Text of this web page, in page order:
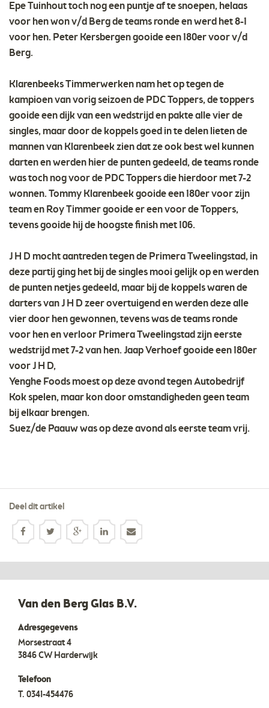
Epe Tuinhout toch nog een puntje af te snoepen, helaas
voor hen won v/d Berg de teams ronde en werd het 8-1
voor hen. Peter Kersbergen gooide een 180er voor v/d
Berg.
Klarenbeeks Timmerwerken nam het op tegen de
kampioen van vorig seizoen de PDC Toppers, de toppers
gooide een dijk van een wedstrijd en pakte alle vier de
singles, maar door de koppels goed in te delen lieten de
mannen van Klarenbeek zien dat ze ook best wel kunnen
darten en werden hier de punten gedeeld, de teams ronde
was toch nog voor de PDC Toppers die hierdoor met 7-2
wonnen. Tommy Klarenbeek gooide een 180er voor zijn
team en Roy Timmer gooide er een voor de Toppers,
tevens gooide hij de hoogste finish met 106.
J H D mocht aantreden tegen de Primera Tweelingstad, in
deze partij ging het bij de singles mooi gelijk op en werden
de punten netjes gedeeld, maar bij de koppels waren de
darters van J H D zeer overtuigend en werden deze alle
vier door hen gewonnen, tevens was de teams ronde
voor hen en verloor Primera Tweelingstad zijn eerste
wedstrijd met 7-2 van hen. Jaap Verhoef gooide een 180er
voor J H D,
Yenghe Foods moest op deze avond tegen Autobedrijf
Kok spelen, maar kon door omstandigheden geen team
bij elkaar brengen.
Suez/de Paauw was op deze avond als eerste team vrij.
Deel dit artikel
Van den Berg Glas B.V.
Adresgegevens
Morsestraat 4
3846 CW Harderwijk
Telefoon
T. 0341-454476